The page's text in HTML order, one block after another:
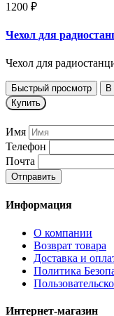
1200 ₽
Чехол для
Чехол для
Быстрый просмотр В
Купить
Имя
Телефон
Почта
Отправить
Информация
О компании
Возврат товара
Доставка и
Политика
Интернет-магазин